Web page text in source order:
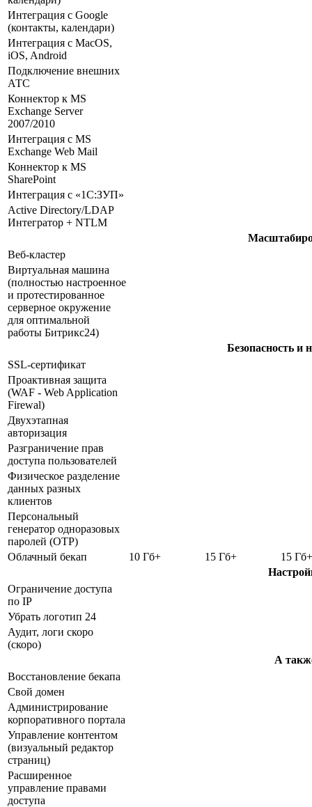
Интеграция с Google
(контакты, календари)
Интеграция с MacOS,
iOS, Android
Подключение внешних
АТС
Коннектор к MS
Exchange Server
2007/2010
Интеграция с MS
Exchange Web Mail
Коннектор к MS
SharePoint
Интеграция с «1С:ЗУП»
Active Directory/LDAP
Интегратор + NTLM
Веб-кластер
Виртуальная машина
(полностью настроенное
и протестированное
серверное окружение
для оптимальной
работы Битрикс24)
Безопасность и
SSL-сертификат
Проактивная защита
(WAF - Web Application
Firewal)
Двухэтапная
авторизация
Разграничение прав
доступа пользователей
Физическое разделение
данных разных
клиентов
Персональный
генератор одноразовых
паролей (OTP)
Облачный бекап
10 Гб+ 15 Гб+
15 Гб+
Ограничение доступа
по IP
Убрать логотип 24
Аудит, логи скоро
(скоро)
А
Восстановление бекапа
Свой домен
Администрирование
корпоративного портала
Управление контентом
(визуальный редактор
страниц)
Расширенное
управление правами
доступа